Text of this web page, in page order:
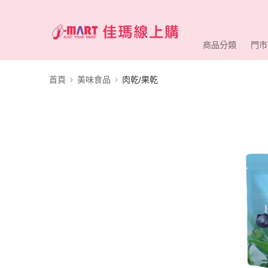
商品分類 門
首頁 美味食品 肉乾/果乾